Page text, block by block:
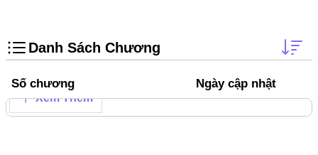
Showbiz
Adult
Mature
Danh Sách Chương
Số chương Ngày cập nhật
Xem Thêm